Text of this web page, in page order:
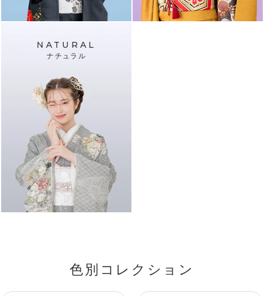
NATURAL
ナチュラル
色別コレクション